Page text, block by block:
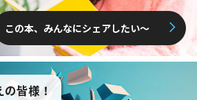
この本、みんなにシェアしたい〜
皆様！